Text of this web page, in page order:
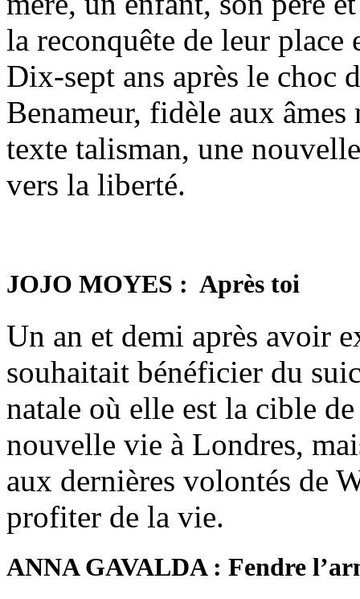
la reconquête de leur place
Dix-sept ans après le choc
Benameur, fidèle aux
texte talisman, une
vers la liberté.
JOJO MOYES : Après toi
Un an et demi après avoir
souhaitait bénéficier du
natale où elle est la cible
nouvelle vie à Londres,
aux dernières volontés de
profiter de la vie.
ANNA GAVALDA : Fendre